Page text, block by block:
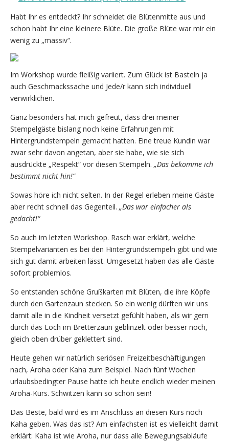
Habt Ihr es entdeckt? Ihr schneidet die Blütenmitte aus und
schon habt Ihr eine kleinere Blüte. Die große Blüte war mir ein
wenig zu „massiv“.
Im Workshop wurde fleißig variiert. Zum Glück ist Basteln ja
auch Geschmackssache und Jede/r kann sich individuell
verwirklichen.
Ganz besonders hat mich gefreut, dass drei meiner
Stempelgäste bislang noch keine Erfahrungen mit
Hintergrundstempeln gemacht hatten. Eine treue Kundin war
zwar sehr davon angetan, aber sie habe, wie sie sich
ausdrückte „Respekt“ vor diesen Stempeln. „Das bekomme ich
bestimmt nicht hin!“
Sowas höre ich nicht selten. In der Regel erleben meine Gäste
aber recht schnell das Gegenteil. „Das war einfacher als
gedacht!“
So auch im letzten Workshop. Rasch war erklärt, welche
Stempelvarianten es bei den Hintergrundstempeln gibt und wie
sich gut damit arbeiten lässt. Umgesetzt haben das alle Gäste
sofort problemlos.
So entstanden schöne Grußkarten mit Blüten, die ihre Köpfe
durch den Gartenzaun stecken. So ein wenig dürften wir uns
damit alle in die Kindheit versetzt gefühlt haben, als wir gern
durch das Loch im Bretterzaun geblinzelt oder besser noch,
gleich oben drüber geklettert sind.
Heute gehen wir natürlich seriösen Freizeitbeschäftigungen
nach, Aroha oder Kaha zum Beispiel. Nach fünf Wochen
urlaubsbedingter Pause hatte ich heute endlich wieder meinen
Aroha-Kurs. Schwitzen kann so schön sein!
Das Beste, bald wird es im Anschluss an diesen Kurs noch
Kaha geben. Was das ist? Am einfachsten ist es vielleicht damit
erklärt: Kaha ist wie Aroha, nur dass alle Bewegungsabläufe